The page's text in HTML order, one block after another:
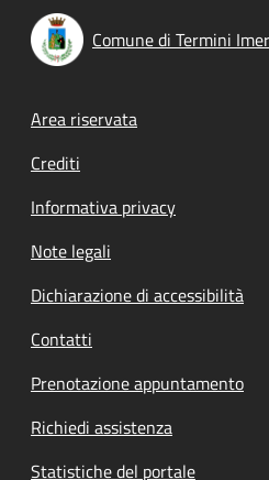
Comune di Termini
Footer menu
Area riservata
Crediti
Informativa privacy
Note legali
Dichiarazione di accessibilità
Contatti
Prenotazione appuntamento
Richiedi assistenza
Statistiche del portale